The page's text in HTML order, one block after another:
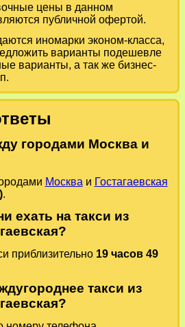
цены в данном
публичной офертой.
иномарки эконом-класса,
варианты подешевле
варианты, а так же бизнес-
городами Москва и
Москва и Гостагаевская
.
ехать на такси из
приблизительно 19 часов 49
такси из